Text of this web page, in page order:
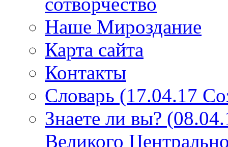
Наше Мироздание
Карта сайта
Контакты
Словарь (17.04.17
Знаете ли вы?
Великого